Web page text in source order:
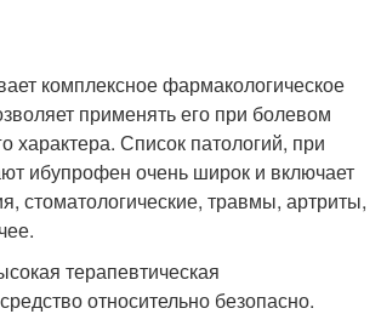
комплексное фармакологическое
применять его при болевом
характера. Список патологий, при
ибупрофен очень широк и включает
стоматологические, травмы, артриты,
терапевтическая
относительно безопасно.